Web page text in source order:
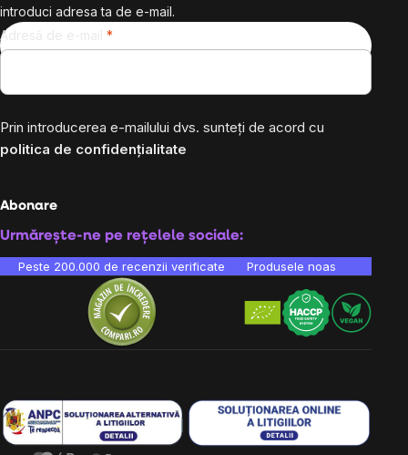
introduci adresa ta de e-mail.
Adresă de e-mail
Prin introducerea e-mailului dvs. sunteți de acord cu
politica de confidențialitate
Abonare
Urmărește-ne pe rețelele sociale:
Peste 200.000 de recenzii verificate Produsele noastre sunt